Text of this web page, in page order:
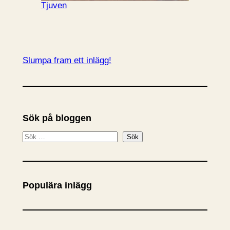
Tjuven
Slumpa fram ett inlägg!
Sök på bloggen
S
k
Sök
Populära inlägg